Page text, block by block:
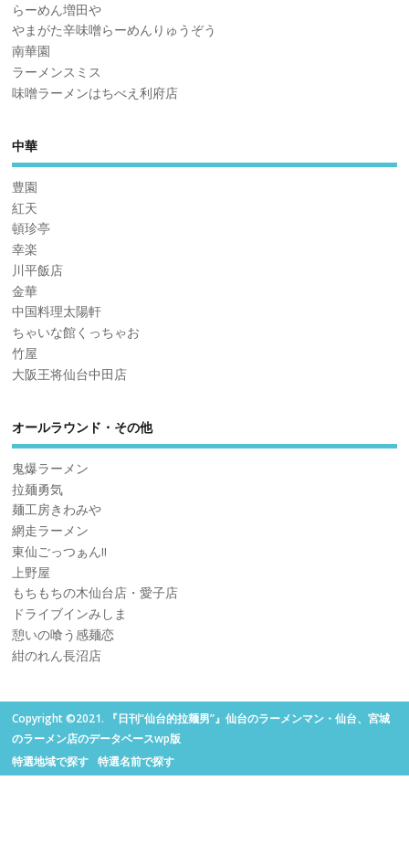
らーめん増田や
やまがた辛味噌らーめんりゅうぞう
南華園
ラーメンスミス
味噌ラーメンはちべえ利府店
中華
豊園
紅天
頓珍亭
幸楽
川平飯店
金華
中国料理太陽軒
ちゃいな館くっちゃお
竹屋
大阪王将仙台中田店
オールラウンド・その他
鬼爆ラーメン
拉麺勇気
麺工房きわみや
網走ラーメン
東仙ごっつぁん!!
上野屋
もちもちの木仙台店・愛子店
ドライブインみしま
憩いの喰う感麺恋
紺のれん長沼店
Copyright ©2021. 『日刊“仙台的拉麺男”』仙台のラーメンマン・仙台、宮城
のラーメン店のデータベースwp版
特選地域で探す
特選名前で探す